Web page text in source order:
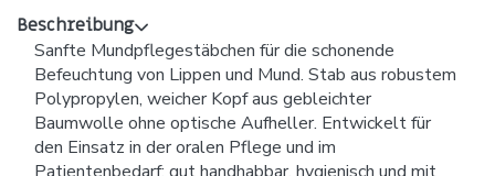
Beschreibung
Sanfte Mundpflegestäbchen für die schonende
Befeuchtung von Lippen und Mund. Stab aus robustem
Polypropylen, weicher Kopf aus gebleichter
Baumwolle ohne optische Aufheller. Entwickelt für
den Einsatz in der oralen Pflege und im